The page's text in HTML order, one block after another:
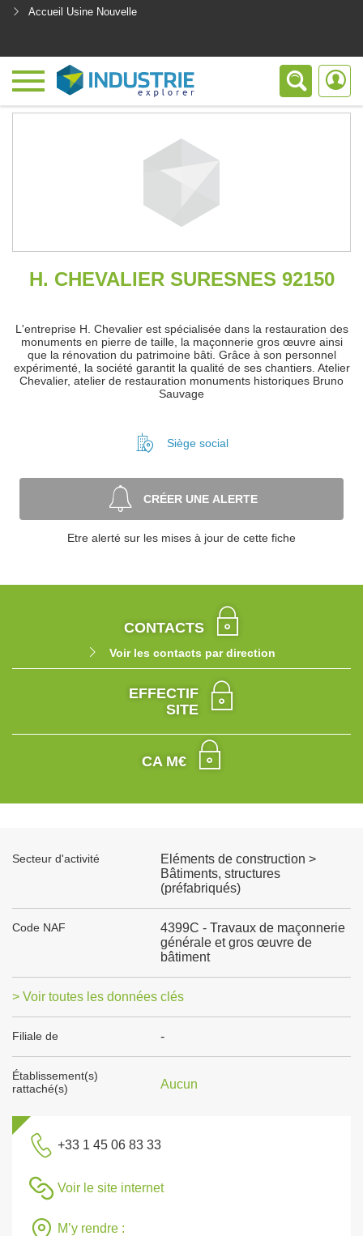
Accueil Usine Nouvelle
H. CHEVALIER SURESNES 92150
L'entreprise H. Chevalier est spécialisée dans la restauration des
monuments en pierre de taille, la maçonnerie gros œuvre ainsi
que la rénovation du patrimoine bâti. Grâce à son personnel
expérimenté, la société garantit la qualité de ses chantiers. Atelier
Chevalier, atelier de restauration monuments historiques Bruno
Sauvage
Siège social
CRÉER UNE ALERTE
Etre alerté sur les mises à jour de cette fiche
CONTACTS
Voir les contacts par direction
EFFECTIF
SITE
CA M€
Secteur d'activité
Eléments de construction >
Bâtiments, structures
(préfabriqués)
Code NAF
4399C - Travaux de maçonnerie
générale et gros œuvre de
bâtiment
> Voir toutes les données clés
Filiale de -
Établissement(s)
rattaché(s)
Aucun
+33 1 45 06 83 33
Voir le site internet
M’y rendre :